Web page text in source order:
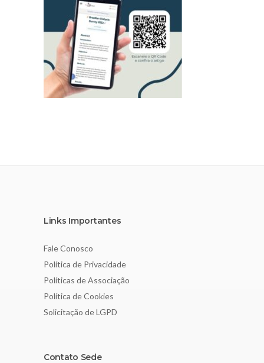
Links Importantes
Fale Conosco
Política de Privacidade
Políticas de Associação
Política de Cookies
Solicitação de LGPD
Contato Sede